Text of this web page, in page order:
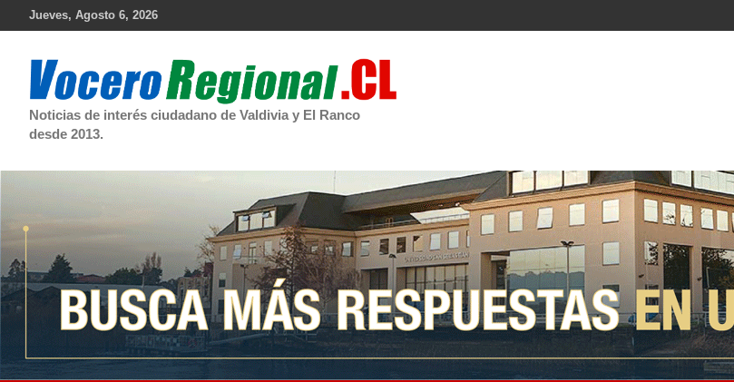
Jueves, Agosto 6, 2026
Noticias de interés ciudadano de Valdivia y El Ranco
desde 2013.